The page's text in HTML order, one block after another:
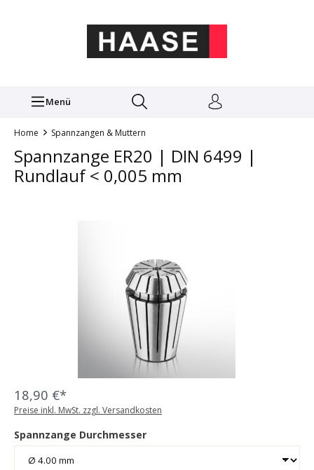
Menü
Home Spannzangen & Muttern
Spannzange ER20 | DIN 6499 |
Rundlauf < 0,005 mm
18,90 €*
Preise inkl. MwSt. zzgl. Versandkosten
Spannzange Durchmesser